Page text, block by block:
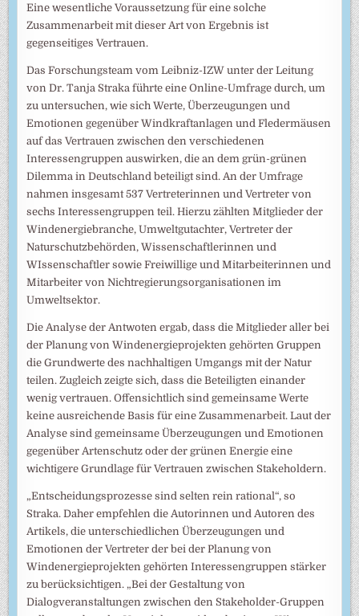
Eine wesentliche Voraussetzung für eine solche
Zusammenarbeit mit dieser Art von Ergebnis ist
gegenseitiges Vertrauen.
Das Forschungsteam vom Leibniz-IZW unter der Leitung
von Dr. Tanja Straka führte eine Online-Umfrage durch, um
zu untersuchen, wie sich Werte, Überzeugungen und
Emotionen gegenüber Windkraftanlagen und Fledermäusen
auf das Vertrauen zwischen den verschiedenen
Interessengruppen auswirken, die an dem grün-grünen
Dilemma in Deutschland beteiligt sind. An der Umfrage
nahmen insgesamt 537 Vertreterinnen und Vertreter von
sechs Interessengruppen teil. Hierzu zählten Mitglieder der
Windenergiebranche, Umweltgutachter, Vertreter der
Naturschutzbehörden, Wissenschaftlerinnen und
WIssenschaftler sowie Freiwillige und Mitarbeiterinnen und
Mitarbeiter von Nichtregierungsorganisationen im
Umweltsektor.
Die Analyse der Antwoten ergab, dass die Mitglieder aller bei
der Planung von Windenergieprojekten gehörten Gruppen
die Grundwerte des nachhaltigen Umgangs mit der Natur
teilen. Zugleich zeigte sich, dass die Beteiligten einander
wenig vertrauen. Offensichtlich sind gemeinsame Werte
keine ausreichende Basis für eine Zusammenarbeit. Laut der
Analyse sind gemeinsame Überzeugungen und Emotionen
gegenüber Artenschutz oder der grünen Energie eine
wichtigere Grundlage für Vertrauen zwischen Stakeholdern.
„Entscheidungsprozesse sind selten rein rational“, so
Straka. Daher empfehlen die Autorinnen und Autoren des
Artikels, die unterschiedlichen Überzeugungen und
Emotionen der Vertreter der bei der Planung von
Windenergieprojekten gehörten Interessengruppen stärker
zu berücksichtigen. „Bei der Gestaltung von
Dialogveranstaltungen zwischen den Stakeholder-Gruppen